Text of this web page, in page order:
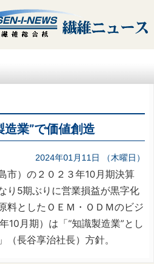
業”で価値創造
2024年01月11日 （木曜日）
市）の２０２３年10月期決算
り5期ぶりに営業損益が黒字化
料としたＯＥＭ・ＯＤＭのビジ
10月期）は「“知識製造業”とし
（長谷享治社長）方針。